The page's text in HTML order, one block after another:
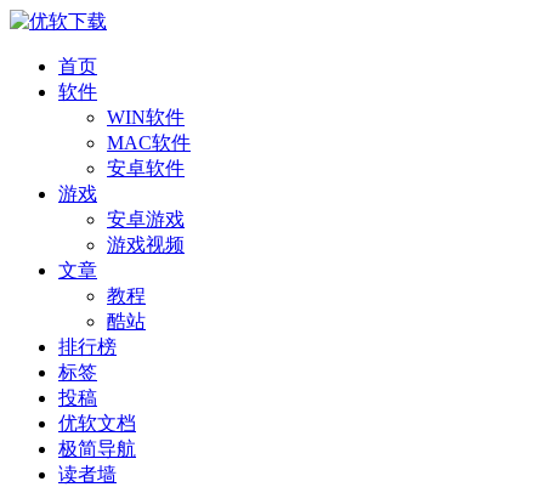
首页
软件
WIN软件
MAC软件
安卓软件
游戏
安卓游戏
游戏视频
文章
教程
酷站
排行榜
标签
投稿
优软文档
极简导航
读者墙